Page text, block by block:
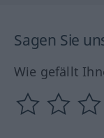
Sagen Sie
Wie gefällt